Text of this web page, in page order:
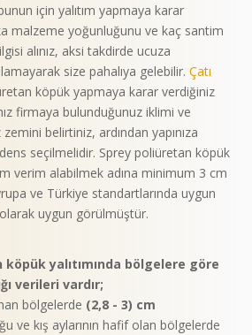
için yalıtım yapmaya karar
malzeme yoğunluğunu ve kaç santim
alınız, aksi takdirde ucuza
size pahalıya gelebilir.Çatı
köpük yapmaya karar verdiğiniz
firmaya bulunduğunuz iklimi ve
belirtiniz, ardından yapınıza
seçilmelidir. Sprey poliüretan köpük
verim alabilmek adına minimum 3 cm
ve Türkiye standartlarında uygun
olarak uygun görülmüştür.
yalıtımında bölgelere göre
verileri vardır;
bölgelerde (2,8 - 3) cm
ve kış aylarının hafif olan bölgelerde